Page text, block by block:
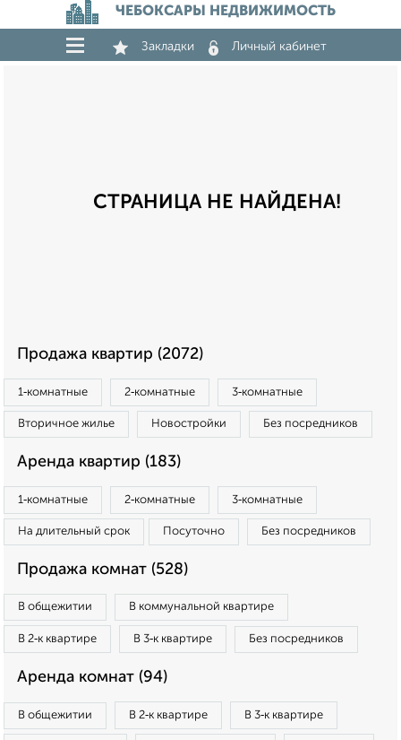
ЧЕБОКСАРЫ НЕДВИЖИМОСТЬ
Закладки Личный кабинет
СТРАНИЦА НЕ НАЙДЕНА!
Продажа квартир (2072)
1‑комнатные 2‑комнатные 3‑комнатные
Вторичное жилье Новостройки Без посредников
Аренда квартир (183)
1‑комнатные 2‑комнатные 3‑комнатные
На длительный срок Посуточно Без посредников
Продажа комнат (528)
В общежитии В коммунальной квартире
В 2‑к квартире В 3‑к квартире Без посредников
Аренда комнат (94)
В общежитии В 2‑к квартире В 3‑к квартире